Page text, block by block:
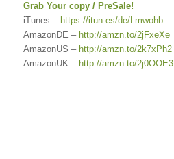
Grab Your copy / PreSale!
iTunes – https://itun.es/de/Lmwohb
AmazonDE – http://amzn.to/2jFxeXe
AmazonUS – http://amzn.to/2k7xPh2
AmazonUK – http://amzn.to/2j0OOE3